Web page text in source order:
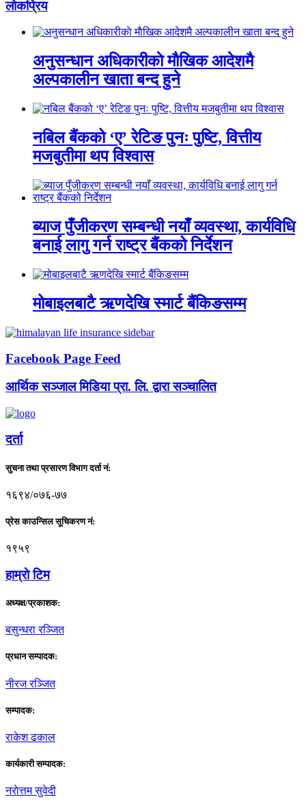
लाेकप्रिय
अनुसन्धान अधिकारीकाे माैखिक आदेशमै
अल्पकालीन खाता बन्द हुने
नबिल बैंकको ‘ए’ रेटिङ पुनः पुष्टि, वित्तीय
मजबुतीमा थप विश्वास
ब्याज पुँजीकरण सम्बन्धी नयाँ व्यवस्था, कार्यविधि
बनाई लागु गर्न राष्ट्र बैंकको निर्देशन
मोबाइलबाटै ऋणदेखि स्मार्ट बैंकिङसम्म
Facebook Page Feed
आर्थिक सञ्जाल मिडिया प्रा. लि. द्वारा सञ्चालित
दर्ता
सुचना तथा प्रसारण विभाग दर्ता नं:
१६९४/०७६-७७
प्रेस काउन्सिल सूचिकरण नं:
१९५९
हाम्राे टिम
अध्यक्ष/प्रकाशक:
बसुन्धरा रञ्जित
प्रधान सम्पादक:
नीरज रञ्जित
सम्पादक:
राकेश ढकाल
कार्यकारी सम्पादक:
नराेत्तम सुवेदी